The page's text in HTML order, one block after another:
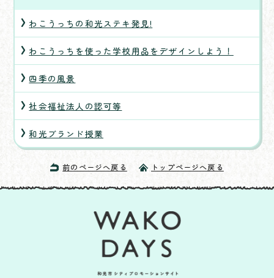
わこうっちの和光ステキ発見!
わこうっちを使った学校用品をデザインしよう！
四季の風景
社会福祉法人の認可等
和光ブランド授業
前のページへ戻る トップページへ戻る